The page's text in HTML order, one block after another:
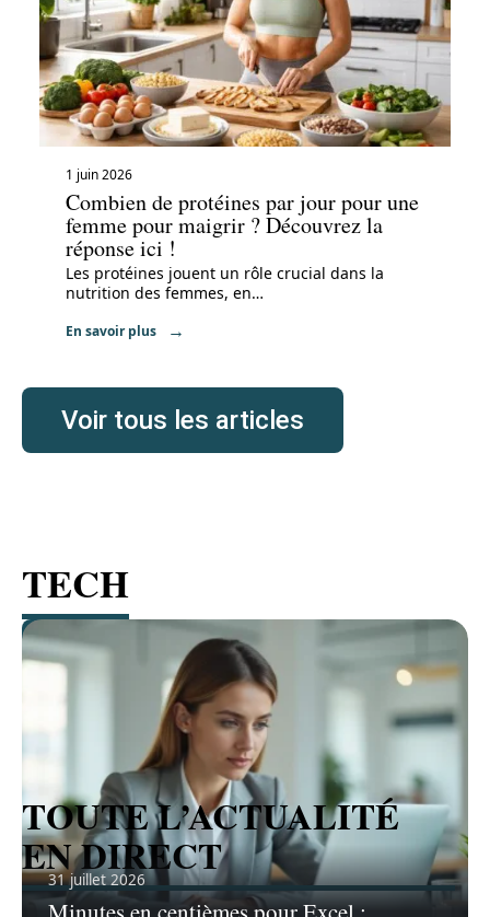
1 juin 2026
Combien de protéines par jour pour une
femme pour maigrir ? Découvrez la
réponse ici !
Les protéines jouent un rôle crucial dans la
nutrition des femmes, en…
En savoir plus
Voir tous les articles
TECH
31 juillet 2026
Voir tous les articles
TOUTE L’ACTUALITÉ
EN DIRECT